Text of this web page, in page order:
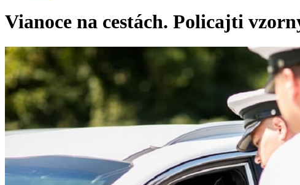
Vianoce na cestách. Policajti